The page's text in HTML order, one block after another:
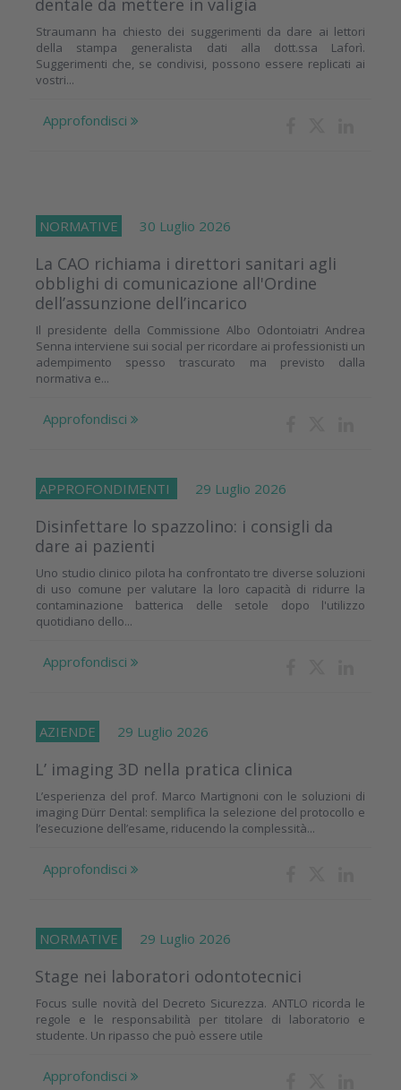
dentale da mettere in valigia
Straumann ha chiesto dei suggerimenti da dare ai lettori
della stampa generalista dati alla dott.ssa Laforì.
Suggerimenti che, se condivisi, possono essere replicati ai
vostri...
Approfondisci
NORMATIVE 30 Luglio 2026
La CAO richiama i direttori sanitari agli
obblighi di comunicazione all'Ordine
dell’assunzione dell’incarico
Il presidente della Commissione Albo Odontoiatri Andrea
Senna interviene sui social per ricordare ai professionisti un
adempimento spesso trascurato ma previsto dalla
normativa e...
Approfondisci
APPROFONDIMENTI 29 Luglio 2026
Disinfettare lo spazzolino: i consigli da
dare ai pazienti
Uno studio clinico pilota ha confrontato tre diverse soluzioni
di uso comune per valutare la loro capacità di ridurre la
contaminazione batterica delle setole dopo l'utilizzo
quotidiano dello...
Approfondisci
AZIENDE 29 Luglio 2026
L’ imaging 3D nella pratica clinica
L’esperienza del prof. Marco Martignoni con le soluzioni di
imaging Dürr Dental: semplifica la selezione del protocollo e
l’esecuzione dell’esame, riducendo la complessità...
Approfondisci
NORMATIVE 29 Luglio 2026
Stage nei laboratori odontotecnici
Focus sulle novità del Decreto Sicurezza. ANTLO ricorda le
regole e le responsabilità per titolare di laboratorio e
studente. Un ripasso che può essere utile
Approfondisci